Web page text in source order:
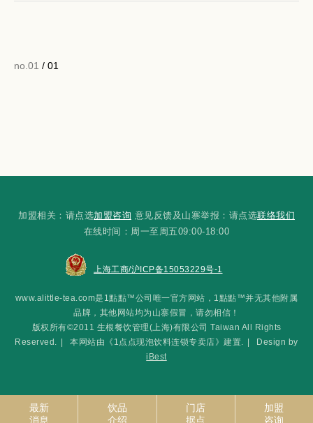
最新
消息
饮品
介绍
门店
据点
加盟
咨询
no.01 / 01
加盟相关：请点选加盟咨询 意见反馈及山寨举报：请点选联络我们
在线时间：周一至周五09:00-18:00
www.alittle-tea.com是1點點™公司唯一官方网站，1點點™并无其他附属
品牌，其他网站均为山寨假冒，请勿相信！
版权所有©2011 生根餐饮管理(上海)有限公司 Taiwan All Rights
Reserved.
本网站由《1点点现泡饮料连锁专卖店》建置.
Design by
iBest
上海工商/沪ICP备15053229号-1